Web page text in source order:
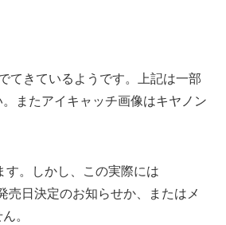
てきているようです。上記は一部
またアイキャッチ画像はキヤノン
。しかし、この実際には
日決定のお知らせか、またはメ
。